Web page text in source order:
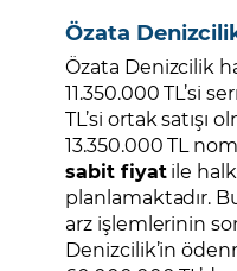
Özata
Özata Denizcilik
11.350.000 TL’si
TL’si ortak satışı
13.350.000 TL
sabit fiyatile
planlamaktadır.
arz işlemlerinin
Denizcilik’in